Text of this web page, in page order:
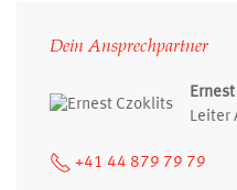
Dein Ansprechpartner
Leiter
+41 44 879 79 79